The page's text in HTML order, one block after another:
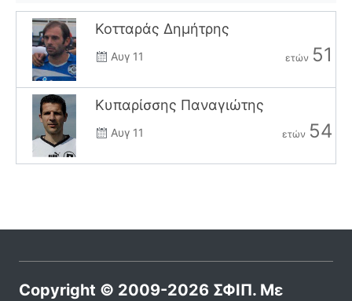
Κοτταράς Δημήτρης
Αυγ 11 ετών 51
Κυπαρίσσης Παναγιώτης
Αυγ 11 ετών 54
Copyright © 2009-2026 ΣΦΙΠ. Με